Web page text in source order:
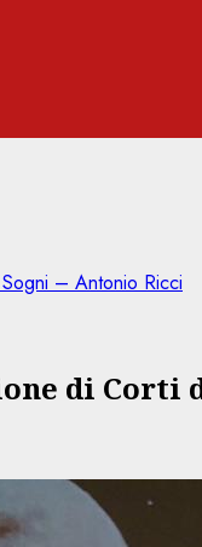
– Antonio Ricci
di Corti